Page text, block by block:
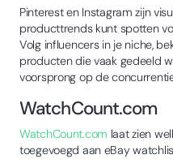
Pinterest en Instagram zijn
producttrends kunt spotten
Volg influencers in je niche,
producten die vaak gedeeld
voorsprong op de
WatchCount.com
WatchCount.com laat zien
toegevoegd aan eBay